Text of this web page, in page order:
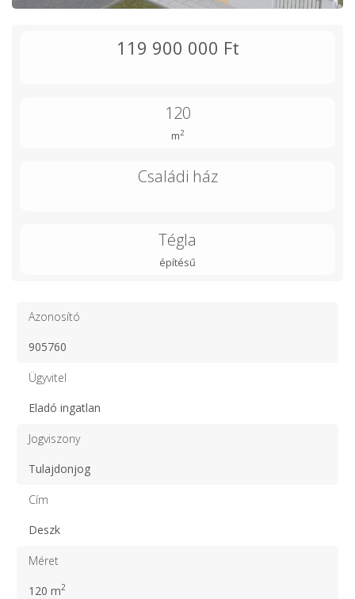
119 900 000 Ft
120
m2
Családi ház
Tégla
építésű
Azonosító
905760
Ügyvitel
Eladó ingatlan
Jogviszony
Tulajdonjog
Cím
Deszk
Méret
120 m2